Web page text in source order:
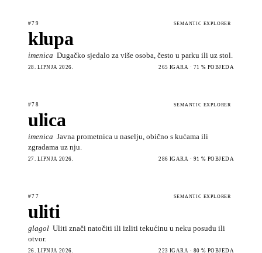
#79 SEMANTIC EXPLORER
klupa
imenica Dugačko sjedalo za više osoba, često u parku ili uz stol.
28. LIPNJA 2026. 265 IGARA · 71 % POBJEDA
#78 SEMANTIC EXPLORER
ulica
imenica Javna prometnica u naselju, obično s kućama ili
zgradama uz nju.
27. LIPNJA 2026. 286 IGARA · 91 % POBJEDA
#77 SEMANTIC EXPLORER
uliti
glagol Uliti znači natočiti ili izliti tekućinu u neku posudu ili
otvor.
26. LIPNJA 2026. 223 IGARA · 80 % POBJEDA